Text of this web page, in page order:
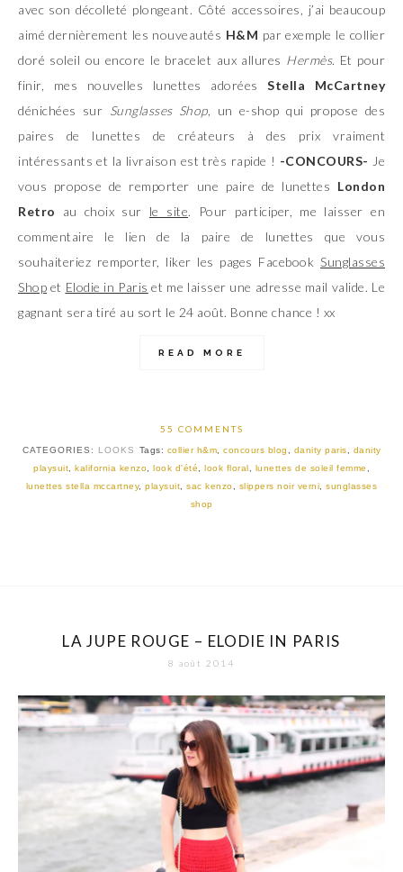
avec son décolleté plongeant. Côté accessoires, j’ai beaucoup
aimé dernièrement les nouveautés H&M par exemple le collier
doré soleil ou encore le bracelet aux allures Hermès. Et pour
finir, mes nouvelles lunettes adorées Stella McCartney
dénichées sur Sunglasses Shop, un e-shop qui propose des
paires de lunettes de créateurs à des prix vraiment
intéressants et la livraison est très rapide ! -CONCOURS- Je
vous propose de remporter une paire de lunettes London
Retro au choix sur le site. Pour participer, me laisser en
commentaire le lien de la paire de lunettes que vous
souhaiteriez remporter, liker les pages Facebook Sunglasses
Shop et Elodie in Paris et me laisser une adresse mail valide. Le
gagnant sera tiré au sort le 24 août. Bonne chance ! xx
READ MORE
55 COMMENTS
CATEGORIES: LOOKS Tags: collier h&m, concours blog , danity paris, danity
playsuit, kalifornia kenzo, look d'été, look floral , lunettes de soleil femme ,
lunettes stella mccartney,playsuit,sac kenzo, slippers noir verni,sunglasses
shop
LA JUPE ROUGE – ELODIE IN PARIS
8 août 2014